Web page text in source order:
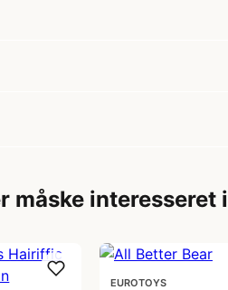
måske interesseret i
EUROTOYS